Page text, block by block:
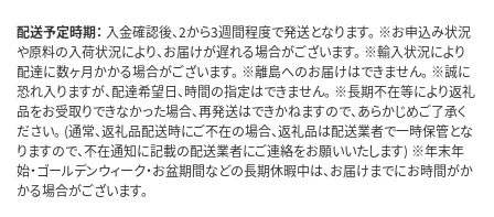
配送予定時期： 入金確認後、2から3週間程度で発送となります。 ※お申込み状況
や原料の入荷状況により、お届けが遅れる場合がございます。 ※輸入状況により
配達に数ヶ月かかる場合がございます。 ※離島へのお届けはできません。 ※誠に
恐れ入りますが、配達希望日、時間の指定はできません。 ※長期不在等により返礼
品をお受取りできなかった場合、再発送はできかねますので、あらかじめご了承く
ださい。 (通常、返礼品配送時にご不在の場合、返礼品は配送業者で一時保管とな
りますので、不在通知に記載の配送業者にご連絡をお願いいたします) ※年末年
始・ゴールデンウィーク・お盆期間などの長期休暇中は、お届けまでにお時間がか
かる場合がございます。